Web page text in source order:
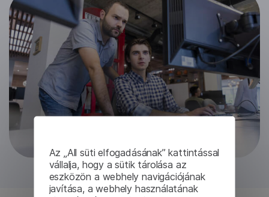
Az „All süti elfogadásának” kattintással
vállalja, hogy a sütik tárolása az
eszközön a webhely navigációjának
javítása, a webhely használatának